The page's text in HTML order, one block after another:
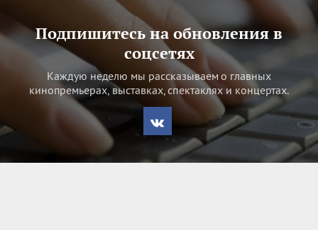
Подпишитесь на обновления в
соцсетях
Каждую неделю мы рассказываем о главных
кинопремьерах, выставках, спектаклях и концертах.